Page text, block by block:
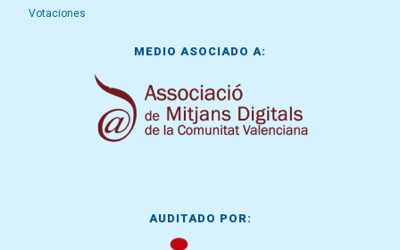
Votaciones
MEDIO ASOCIADO A:
AUDITADO POR: